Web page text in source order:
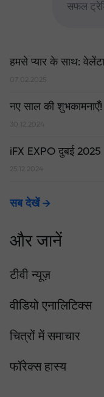
सफल
हमसे प्यार के साथ:
नए साल की शुभकामनाएँ!
30.12.2024
iFX EXPO दुबई 2025
25.12.2024
सब देखें
और जानें
टीवी न्यूज़
वीडियो एनालिटिक्स
चित्रों में समाचार
फॉरेक्स हास्य